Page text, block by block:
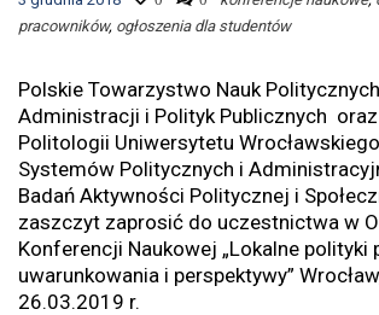
pracowników, ogłoszenia dla studentów
Polskie Towarzystwo Nauk
Administracji i Polityk Publicznych
Politologii Uniwersytetu
Systemów Politycznych i
Badań Aktywności Politycznej i
zaszczyt zaprosić do uczestnictwa w
Konferencji Naukowej „Lokalne polityki
uwarunkowania i perspektywy”
26.03.2019 r.